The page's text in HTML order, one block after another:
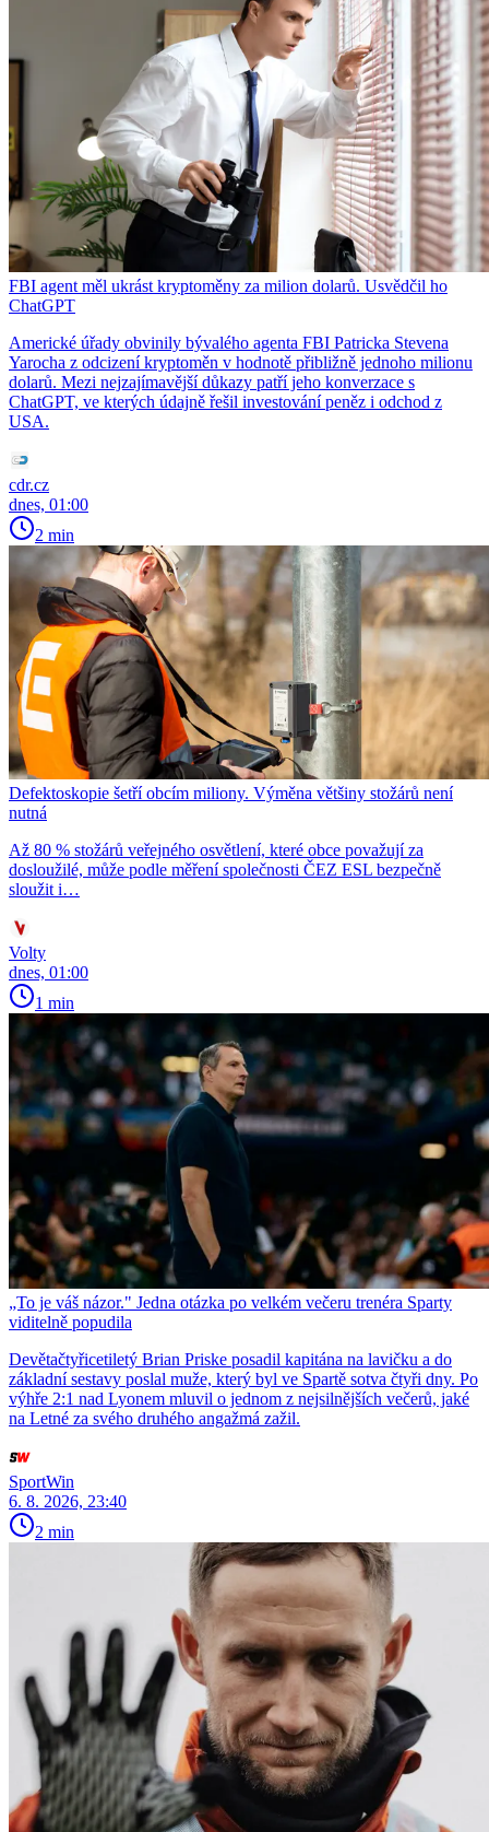
FBI agent měl ukrást kryptoměny za milion dolarů. Usvědčil ho
ChatGPT
Americké úřady obvinily bývalého agenta FBI Patricka Stevena
Yarocha z odcizení kryptoměn v hodnotě přibližně jednoho milionu
dolarů. Mezi nejzajímavější důkazy patří jeho konverzace s
ChatGPT, ve kterých údajně řešil investování peněz i odchod z
USA.
cdr.cz
dnes, 01:00
2 min
Defektoskopie šetří obcím miliony. Výměna většiny stožárů není
nutná
Až 80 % stožárů veřejného osvětlení, které obce považují za
dosloužilé, může podle měření společnosti ČEZ ESL bezpečně
sloužit i…
Volty
dnes, 01:00
1 min
„To je váš názor." Jedna otázka po velkém večeru trenéra Sparty
viditelně popudila
Devětačtyřicetiletý Brian Priske posadil kapitána na lavičku a do
základní sestavy poslal muže, který byl ve Spartě sotva čtyři dny. Po
výhře 2:1 nad Lyonem mluvil o jednom z nejsilnějších večerů, jaké
na Letné za svého druhého angažmá zažil.
SportWin
6. 8. 2026, 23:40
2 min